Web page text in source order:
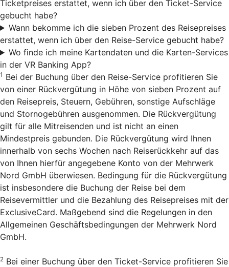
Ticketpreises erstattet, wenn ich über den Ticket-Service
gebucht habe?
Wann bekomme ich die sieben Prozent des Reisepreises
erstattet, wenn ich über den Reise-Service gebucht habe?
Wo finde ich meine Kartendaten und die Karten-Services
in der VR Banking App?
1 Bei der Buchung über den Reise-Service profitieren Sie
von einer Rückvergütung in Höhe von sieben Prozent auf
den Reisepreis, Steuern, Gebühren, sonstige Aufschläge
und Stornogebühren ausgenommen. Die Rückvergütung
gilt für alle Mitreisenden und ist nicht an einen
Mindestpreis gebunden. Die Rückvergütung wird Ihnen
innerhalb von sechs Wochen nach Reiserückkehr auf das
von Ihnen hierfür angegebene Konto von der Mehrwerk
Nord GmbH überwiesen. Bedingung für die Rückvergütung
ist insbesondere die Buchung der Reise bei dem
Reisevermittler und die Bezahlung des Reisepreises mit der
ExclusiveCard. Maßgebend sind die Regelungen in den
Allgemeinen Geschäftsbedingungen der Mehrwerk Nord
GmbH.
2 Bei einer Buchung über den Ticket-Service profitieren Sie